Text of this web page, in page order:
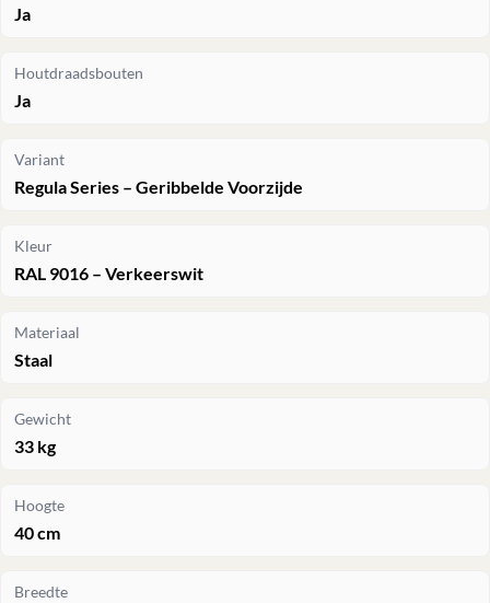
Ja
Houtdraadsbouten
Ja
Variant
Regula Series – Geribbelde Voorzijde
Kleur
RAL 9016 – Verkeerswit
Materiaal
Staal
Gewicht
33 kg
Hoogte
40 cm
Breedte